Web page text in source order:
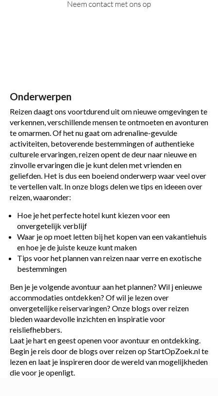
Onderwerpen
Reizen daagt ons voortdurend uit om nieuwe omgevingen te
verkennen, verschillende mensen te ontmoeten en avonturen
te omarmen. Of het nu gaat om adrenaline-gevulde
activiteiten, betoverende bestemmingen of authentieke
culturele ervaringen, reizen opent de deur naar nieuwe en
zinvolle ervaringen die je kunt delen met vrienden en
geliefden. Het is dus een boeiend onderwerp waar veel over
te vertellen valt. In onze blogs delen we tips en ideeen over
reizen, waaronder:
Hoe je het perfecte hotel kunt kiezen voor een
onvergetelijk verblijf
Waar je op moet letten bij het kopen van een vakantiehuis
en hoe je de juiste keuze kunt maken
Tips voor het plannen van reizen naar verre en exotische
bestemmingen
Ben je je volgende avontuur aan het plannen? Wil j enieuwe
accommodaties ontdekken? Of wil je lezen over
onvergetelijke reiservaringen? Onze blogs over reizen
bieden waardevolle inzichten en inspiratie voor
reisliefhebbers.
Laat je hart en geest openen voor avontuur en ontdekking.
Begin je reis door de blogs over reizen op StartOpZoek.nl te
lezen en laat je inspireren door de wereld van mogelijkheden
die voor je openligt.